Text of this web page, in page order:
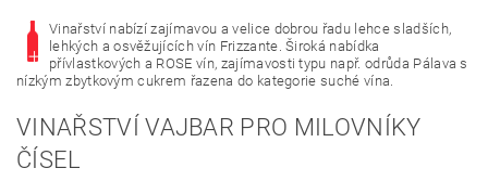
Vinařství nabízí zajímavou a velice dobrou řadu lehce sladších,
lehkých a osvěžujících vín Frizzante. Široká nabídka
přívlastkových a ROSE vín, zajímavosti typu např. odrůda Pálava s
nízkým zbytkovým cukrem řazena do kategorie suché vína.
VINAŘSTVÍ VAJBAR PRO MILOVNÍKY
ČÍSEL